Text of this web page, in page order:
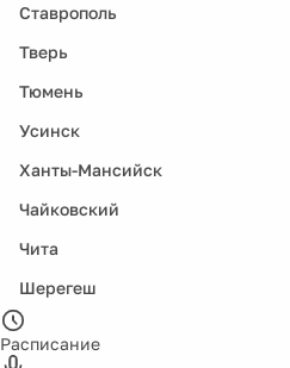
Ставрополь
Тверь
Тюмень
Усинск
Ханты-Мансийск
Чайковский
Чита
Шерегеш
Расписание